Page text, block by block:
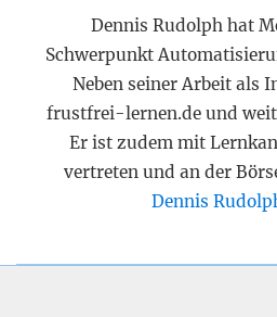
Dennis Rudolph hat
Schwerpunkt
Neben seiner Arbeit als
frustfrei-lernen.de und
Er ist zudem mit
vertreten und an der
Dennis